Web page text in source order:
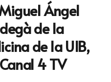
Ángel
de la
de la UIB,
4 TV